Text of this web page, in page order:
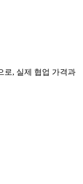
로, 실제 협업 가격과